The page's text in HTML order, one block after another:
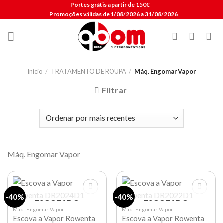
to
content
Portes grátis a partir de 150€
Promoções válidas de 1/08/2026 a 31/08/2026
Início / TRATAMENTO DE ROUPA / Máq. Engomar Vapor
Filtrar
Máq. Engomar Vapor
-40%
Lista de
ESGOTADO
Máq. Engomar Vapor
Escova a Vapor Rowenta
-40%
Lista de
ESGOTADO
Máq. Engomar Vapor
Escova a Vapor Rowenta